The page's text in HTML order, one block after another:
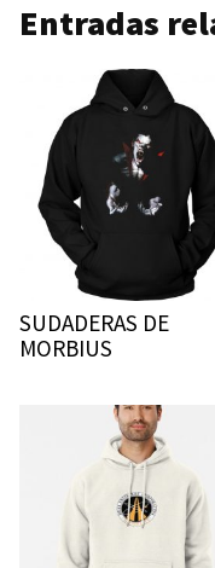
Entradas
SUDADERAS DE
MORBIUS